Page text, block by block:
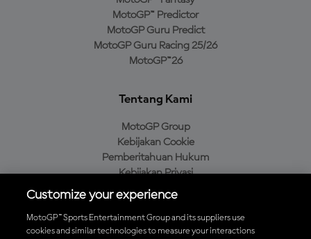
MotoGP™ Predictor
MotoGP Guru Predict
MotoGP Guru Racing 25/26
MotoGP™26
Tentang Kami
MotoGP Group
Kebijakan Cookie
Pemberitahuan Hukum
Kebijakan Privasi
Kebijakan Pembelian
Customize your experience
MotoGP™ Sports Entertainment Group and its suppliers use
cookies and similar technologies to measure your interactions